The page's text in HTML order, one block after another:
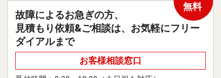
故障によるお急ぎの方、
見積もり依頼&ご相談は、お気軽にフリー
ダイアルまで
お客様相談窓口
無料